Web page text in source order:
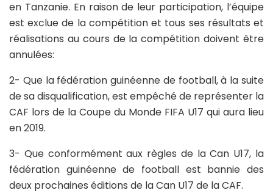
en Tanzanie. En raison de leur participation, l’équipe
est exclue de la compétition et tous ses résultats et
réalisations au cours de la compétition doivent être
annulées:
2- Que la fédération guinéenne de football, à la suite
de sa disqualification, est empêché de représenter la
CAF lors de la Coupe du Monde FIFA U17 qui aura lieu
en 2019.
3- Que conformément aux règles de la Can U17, la
fédération guinéenne de football est bannie des
deux prochaines éditions de la Can U17 de la CAF.